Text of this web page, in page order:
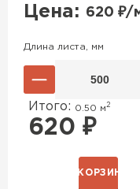
Цена: 620 ₽/
Длина листа, мм
Итого: 0.50 м 2
620 ₽
В КОРЗИНУ